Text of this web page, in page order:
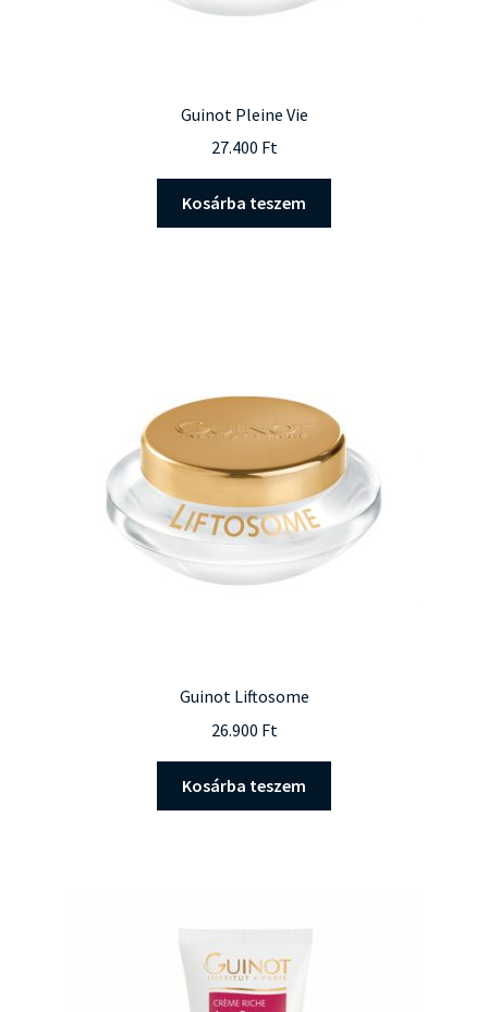
Guinot Pleine Vie
27.400 Ft
Kosárba teszem
Guinot Liftosome
26.900 Ft
Kosárba teszem